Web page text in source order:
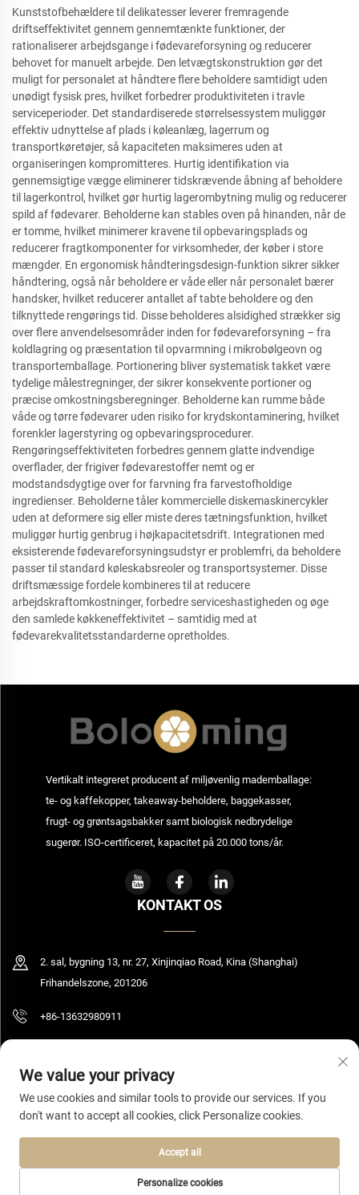
Kunststofbehældere til delikatesser leverer fremragende
driftseffektivitet gennem gennemtænkte funktioner, der
rationaliserer arbejdsgange i fødevareforsyning og reducerer
behovet for manuelt arbejde. Den letvægtskonstruktion gør det
muligt for personalet at håndtere flere beholdere samtidigt uden
unødigt fysisk pres, hvilket forbedrer produktiviteten i travle
serviceperioder. Det standardiserede størrelsessystem muliggør
effektiv udnyttelse af plads i køleanlæg, lagerrum og
transportkøretøjer, så kapaciteten maksimeres uden at
organiseringen kompromitteres. Hurtig identifikation via
gennemsigtige vægge eliminerer tidskrævende åbning af beholdere
til lagerkontrol, hvilket gør hurtig lagerombytning mulig og reducerer
spild af fødevarer. Beholderne kan stables oven på hinanden, når de
er tomme, hvilket minimerer kravene til opbevaringsplads og
reducerer fragtkomponenter for virksomheder, der køber i store
mængder. En ergonomisk håndteringsdesign-funktion sikrer sikker
håndtering, også når beholdere er våde eller når personalet bærer
handsker, hvilket reducerer antallet af tabte beholdere og den
tilknyttede rengørings tid. Disse beholderes alsidighed strækker sig
over flere anvendelsesområder inden for fødevareforsyning – fra
koldlagring og præsentation til opvarmning i mikrobølgeovn og
transportemballage. Portionering bliver systematisk takket være
tydelige målestregninger, der sikrer konsekvente portioner og
præcise omkostningsberegninger. Beholderne kan rumme både
våde og tørre fødevarer uden risiko for krydskontaminering, hvilket
forenkler lagerstyring og opbevaringsprocedurer.
Rengøringseffektiviteten forbedres gennem glatte indvendige
overflader, der frigiver fødevarestoffer nemt og er
modstandsdygtige over for farvning fra farvestofholdige
ingredienser. Beholderne tåler kommercielle diskemaskinercykler
uden at deformere sig eller miste deres tætningsfunktion, hvilket
muliggør hurtig genbrug i højkapacitetsdrift. Integrationen med
eksisterende fødevareforsyningsudstyr er problemfri, da beholdere
passer til standard køleskabsreoler og transportsystemer. Disse
driftsmæssige fordele kombineres til at reducere
arbejdskraftomkostninger, forbedre serviceshastigheden og øge
den samlede køkkeneffektivitet – samtidig med at
fødevarekvalitetsstandarderne opretholdes.
Vertikalt integreret producent af miljøvenlig mademballage:
te- og kaffekopper, takeaway-beholdere, baggekasser,
frugt- og grøntsagsbakker samt biologisk nedbrydelige
sugerør. ISO-certificeret, kapacitet på 20.000 tons/år.
KONTAKT OS
2. sal, bygning 13, nr. 27, Xinjinqiao Road, Kina (Shanghai)
Frihandelszone, 201206
+86-13632980911
Copyright © 2026 Shanghai Bolooming Technology Co., Ltd. Alle rettigheder
forbeholdes. Privatlivspolitik
We value your privacy
We use cookies and similar tools to provide our services. If you
don't want to accept all cookies, click Personalize cookies.
Personalize cookies
Accept all